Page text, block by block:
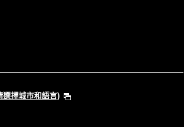
擇城市和語言)